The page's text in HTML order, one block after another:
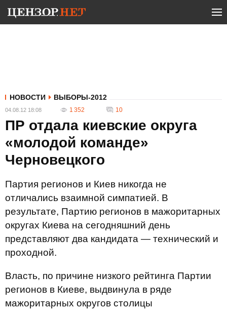
НОВОСТИ ВЫБОРЫ-2012
04.08.12 18:08 1 352 10
ПР отдала киевские округа
«молодой команде»
Черновецкого
Партия регионов и Киев никогда не
отличались взаимной симпатией. В
результате, Партию регионов в мажоритарных
округах Киева на сегодняшний день
представляют два кандидата — технический и
проходной.
Власть, по причине низкого рейтинга Партии
регионов в Киеве, выдвинула в ряде
мажоритарных округов столицы